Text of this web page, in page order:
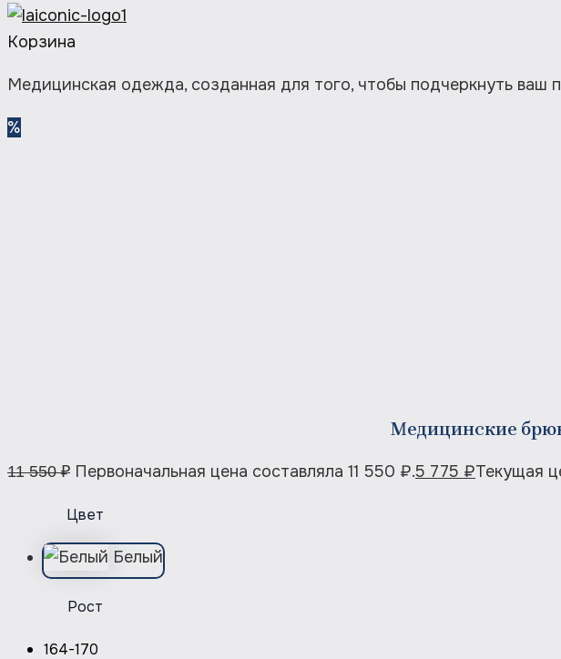
Корзина
Медицинская одежда, созданная для того, чтобы подчеркнуть ваш
%
Медицинские
11 550₽ Первоначальная цена составляла 11 550 ₽.5 775 ₽Текущая
Цвет
Белый
Рост
164-170